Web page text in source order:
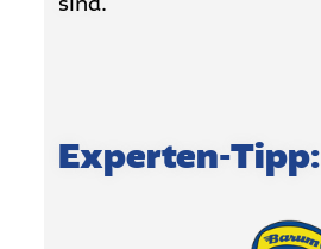
Experten-Tipp: